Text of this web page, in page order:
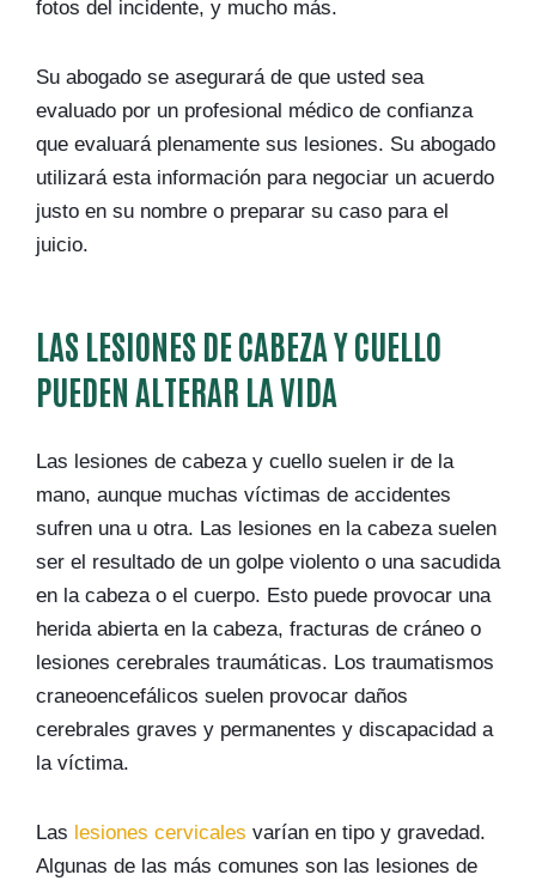
fotos del incidente, y mucho más.
Su abogado se asegurará de que usted sea
evaluado por un profesional médico de confianza
que evaluará plenamente sus lesiones. Su abogado
utilizará esta información para negociar un acuerdo
justo en su nombre o preparar su caso para el
juicio.
LAS LESIONES DE CABEZA Y CUELLO
PUEDEN ALTERAR LA VIDA
Las lesiones de cabeza y cuello suelen ir de la
mano, aunque muchas víctimas de accidentes
sufren una u otra. Las lesiones en la cabeza suelen
ser el resultado de un golpe violento o una sacudida
en la cabeza o el cuerpo. Esto puede provocar una
herida abierta en la cabeza, fracturas de cráneo o
lesiones cerebrales traumáticas. Los traumatismos
craneoencefálicos suelen provocar daños
cerebrales graves y permanentes y discapacidad a
la víctima.
Las lesiones cervicales varían en tipo y gravedad.
Algunas de las más comunes son las lesiones de